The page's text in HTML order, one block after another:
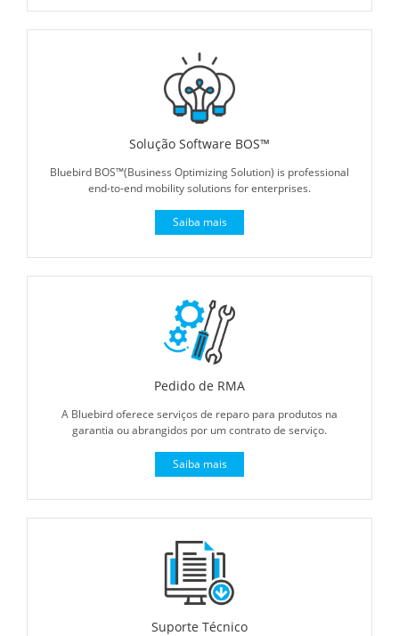
Solução Software BOS™
Bluebird BOS™(Business Optimizing Solution) is professional
end-to-end mobility solutions for enterprises.
Saiba mais
Pedido de RMA
A Bluebird oferece serviços de reparo para produtos na
garantia ou abrangidos por um contrato de serviço.
Saiba mais
Suporte Técnico